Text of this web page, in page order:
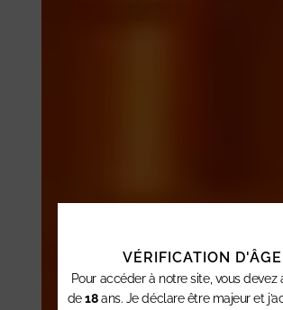
VÉRIFICATION D'ÂGE
Pour accéder à notre site, vous devez
de18ans. Je déclare être majeur et